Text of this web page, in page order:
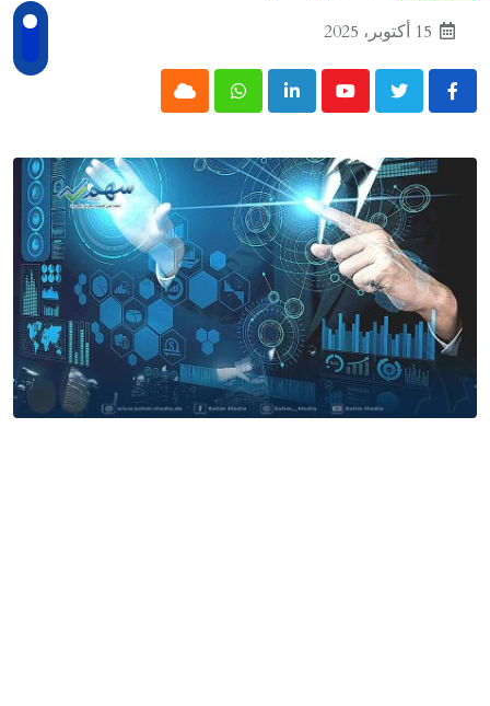
15 أكتوبر، 2025
Youtube
LinkedIn
Whatsapp
Cloud